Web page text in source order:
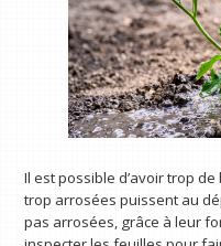
Il est possible d’avoir trop
trop arrosées puissent au
pas arrosées, grâce à leur